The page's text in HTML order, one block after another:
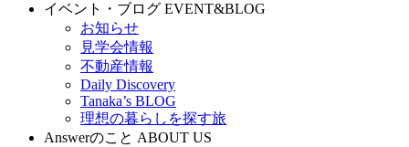
イベント・ブログ EVENT&BLOG
お知らせ
見学会情報
不動産情報
Daily Discovery
Tanaka’s BLOG
理想の暮らしを探す旅
Answerのこと ABOUT US